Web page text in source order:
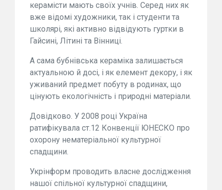
керамісти мають своїх учнів. Серед них як
вже відомі художники, так і студенти та
школярі, які активно відвідують гуртки в
Гайсині, Літині та Вінниці.
А сама бубнівська кераміка залишається
актуальною й досі, і як елемент декору, і як
уживаний предмет побуту в родинах, що
цінують екологічність і природні матеріали.
Довідково. У 2008 році Україна
ратифікувала ст.12 Конвенції ЮНЕСКО про
охорону нематеріальної культурної
спадщини.
Укрінформ проводить власне дослідження
нашої спільної культурної спадщини,